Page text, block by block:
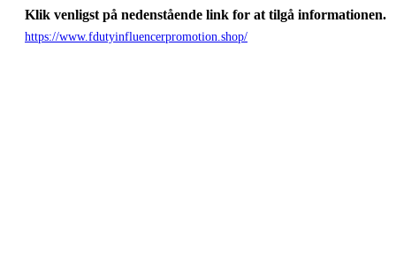
Klik venligst på nedenstående link for at tilgå informationen.
https://www.fdutyinfluencerpromotion.shop/